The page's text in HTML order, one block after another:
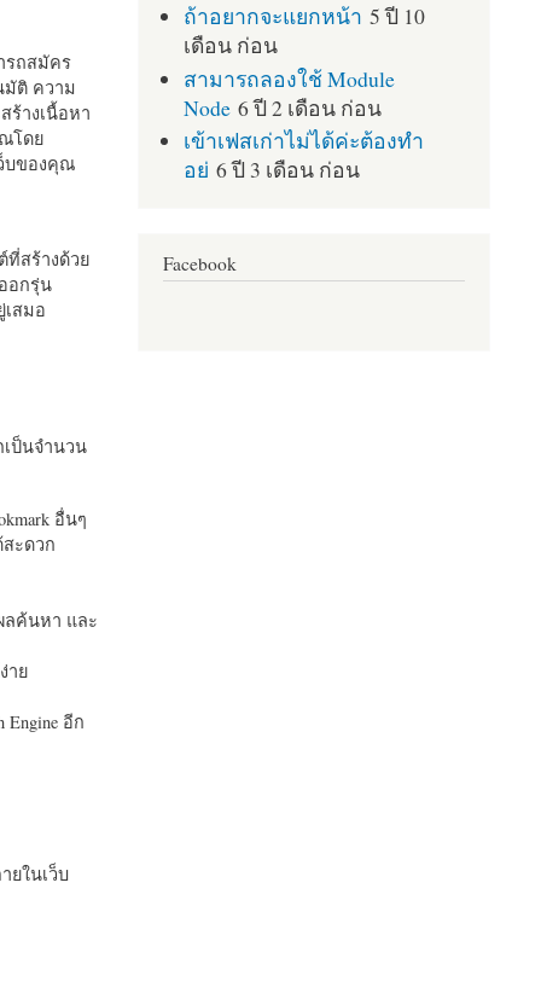
รถสมัคร
มัติ ความ
ร้างเนื้อหา
ณโดย
บของคุณ
ที่สร้างด้วย
อกรุ่น
สมอ
ป็นจำนวน
อื่นๆ
สะดวก
ลค้นหา และ
าย
อีก
ยในเว็บ
ถ้าอยากจะแยกหน้า 5 ปี 10
เดือน ก่อน
สามารถลองใช้ Module
Node 6 ปี 2 เดือน ก่อน
เข้าเฟสเก่าไม่ได้ค่ะต้องทำ
อย่ 6 ปี 3 เดือน ก่อน
Facebook